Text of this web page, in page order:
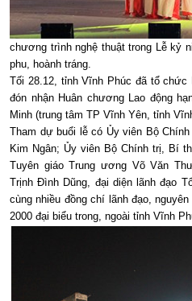
chương trình nghệ thuật trong Lễ kỷ
phu, hoành tráng.
Tối 28.12, tỉnh Vĩnh Phúc đã tổ
đón nhận Huân chương Lao động
Minh (trung tâm TP Vĩnh Yên, tỉnh
Tham dự buổi lễ có Ủy viên Bộ
Kim Ngân; Ủy viên Bộ Chính trị, Bí
Tuyên giáo Trung ương Võ Văn
Trịnh Đình Dũng, đại diện lãnh đạo
cùng nhiều đồng chí lãnh đạo,
2000 đại biểu trong, ngoài tỉnh Vĩnh